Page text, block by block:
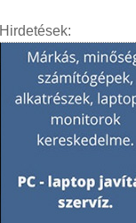
Hirdetések: